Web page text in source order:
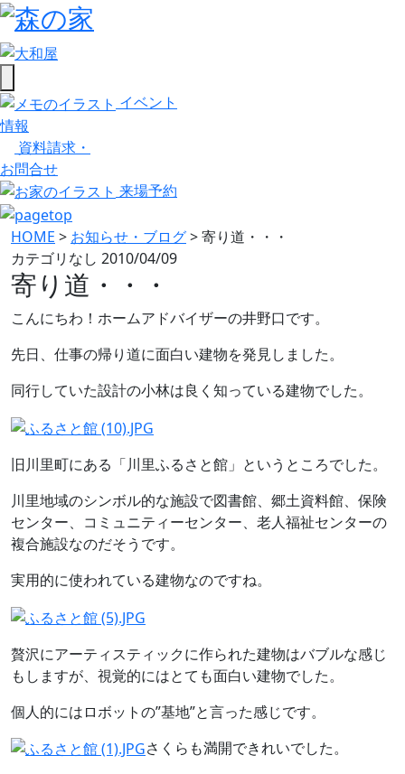
イベント
情報
資料請求・
お問合せ
来場予約
HOME > お知らせ・ブログ>寄り道・・・
カテゴリなし 2010/04/09
寄り道・・・
こんにちわ！ホームアドバイザーの井野口です。
先日、仕事の帰り道に面白い建物を発見しました。
同行していた設計の小林は良く知っている建物でした。
旧川里町にある「川里ふるさと館」というところでした。
川里地域のシンボル的な施設で図書館、郷土資料館、保険
センター、コミュニティーセンター、老人福祉センターの
複合施設なのだそうです。
実用的に使われている建物なのですね。
贅沢にアーティスティックに作られた建物はバブルな感じ
もしますが、視覚的にはとても面白い建物でした。
個人的にはロボットの”基地”と言った感じです。
さくらも満開できれいでした。